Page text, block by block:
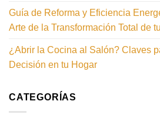
Guía de Reforma y Eficiencia
Arte de la Transformación Total de
¿Abrir la Cocina al Salón? Claves
Decisión en tu Hogar
CATEGORÍAS